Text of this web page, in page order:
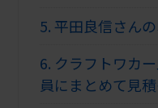
5. 平田良信さん
6. クラフトワカ
員にまとめて見